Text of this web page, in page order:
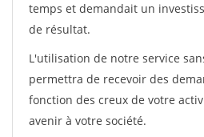
temps et demandait un
de résultat.
L'utilisation de notre service
permettra de recevoir des
fonction des creux de votre
avenir à votre société.